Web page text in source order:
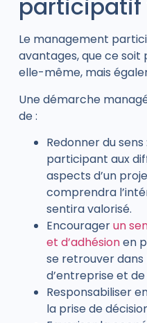
participatif
Le management
avantages, que ce soit
elle-même, mais
Une démarche
de :
Redonner du
participant aux
aspects d’un
comprendra
sentira valorisé.
Encouragerun
et d’adhésionen
se retrouver dans
d’entreprise et de
Responsabiliser
la prise de